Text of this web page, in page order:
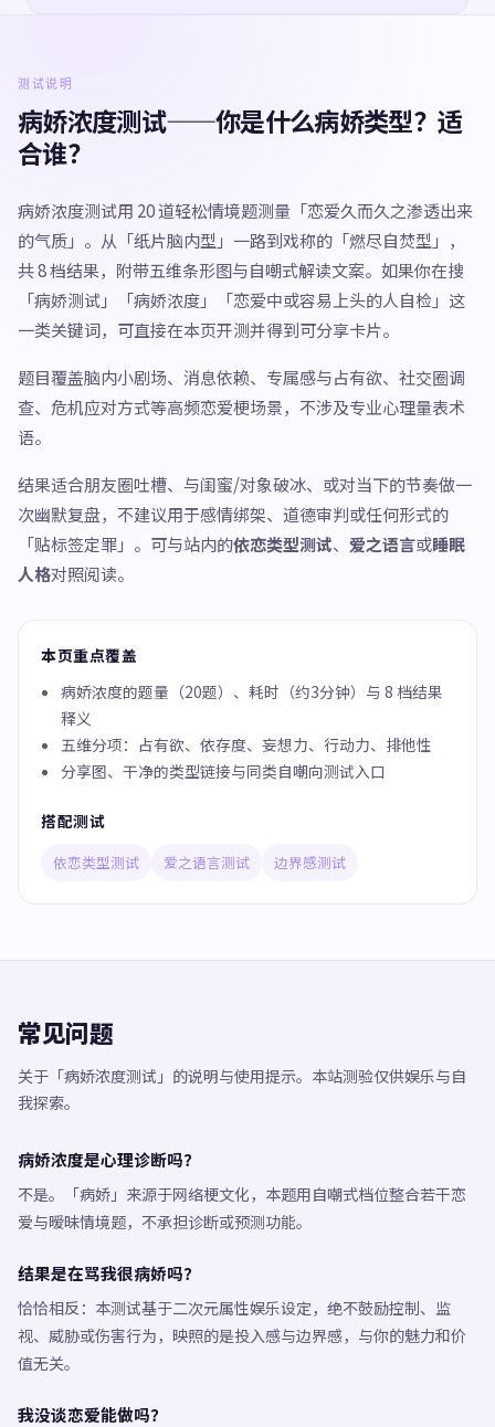
测试说明
病娇浓度测试——你是什么病娇类型？适
合谁？
病娇浓度测试用 20 道轻松情境题测量「恋爱久而久之渗透出来
的气质」。从「纸片脑内型」一路到戏称的「燃尽自焚型」，
共 8 档结果，附带五维条形图与自嘲式解读文案。如果你在搜
「病娇测试」「病娇浓度」「恋爱中或容易上头的人自检」这
一类关键词，可直接在本页开测并得到可分享卡片。
题目覆盖脑内小剧场、消息依赖、专属感与占有欲、社交圈调
查、危机应对方式等高频恋爱梗场景，不涉及专业心理量表术
语。
结果适合朋友圈吐槽、与闺蜜/对象破冰、或对当下的节奏做一
次幽默复盘，不建议用于感情绑架、道德审判或任何形式的
「贴标签定罪」。可与站内的依恋类型测试、 爱之语言或睡眠
人格对照阅读。
本页重点覆盖
病娇浓度的题量（20题）、耗时（约3分钟）与 8 档结果
释义
五维分项：占有欲、依存度、妄想力、行动力、排他性
分享图、干净的类型链接与同类自嘲向测试入口
搭配测试
依恋类型测试 爱之语言测试 边界感测试
常见问题
关于「病娇浓度测试」的说明与使用提示。本站测验仅供娱乐与自
我探索。
病娇浓度是心理诊断吗？
不是。「病娇」来源于网络梗文化，本题用自嘲式档位整合若干恋
爱与暧昧情境题，不承担诊断或预测功能。
结果是在骂我很病娇吗？
恰恰相反：本测试基于二次元属性娱乐设定，绝不鼓励控制、监
视、威胁或伤害行为，映照的是投入感与边界感，与你的魅力和价
值无关。
我没谈恋爱能做吗？